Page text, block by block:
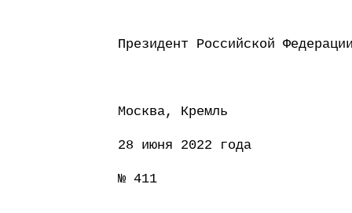
Президент
Москва, Кремль
28 июня 2022 года
№ 411